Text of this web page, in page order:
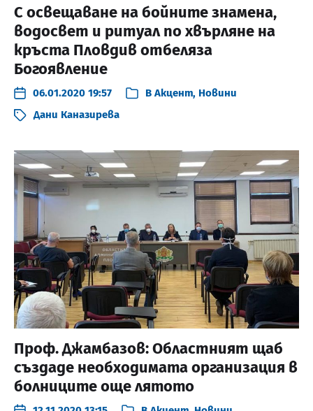
С освещаване на бойните знамена,
водосвет и ритуал по хвърляне на
кръста Пловдив отбеляза
Богоявление
06.01.2020 19:57 В Акцент, Новини
Дани Каназирева
Проф. Джамбазов: Областният щаб
създаде необходимата организация в
болниците още лятото